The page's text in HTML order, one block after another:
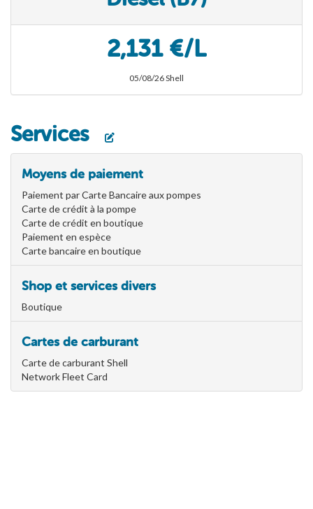
2,131 €/L
05/08/26 Shell
Services
Moyens de paiement
Paiement par Carte Bancaire aux pompes
Carte de crédit à la pompe
Carte de crédit en boutique
Paiement en espèce
Carte bancaire en boutique
Shop et services divers
Boutique
Cartes de carburant
Carte de carburant Shell
Network Fleet Card